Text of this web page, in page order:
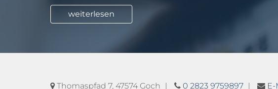
weiterlesen
Thomaspfad 7, 47574 Goch 0 2823 9759897 E-